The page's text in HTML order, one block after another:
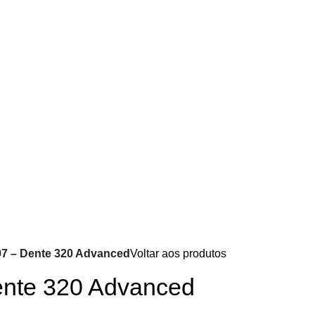
– Dente 320 AdvancedVoltar aos produtos
320 Advanced